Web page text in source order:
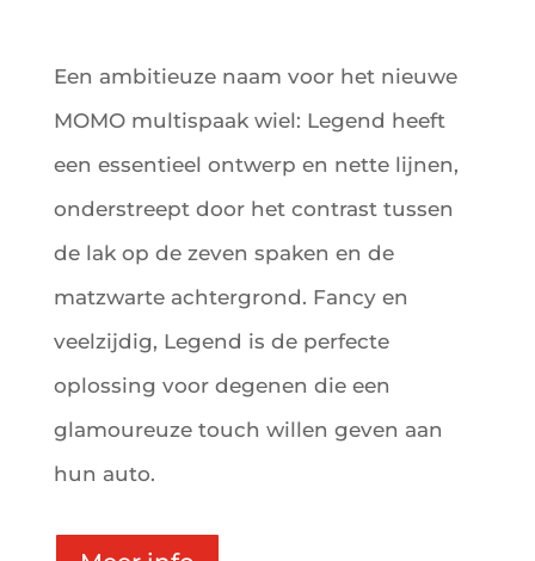
Een ambitieuze naam voor het nieuwe
MOMO multispaak wiel: Legend heeft
een essentieel ontwerp en nette lijnen,
onderstreept door het contrast tussen
de lak op de zeven spaken en de
matzwarte achtergrond. Fancy en
veelzijdig, Legend is de perfecte
oplossing voor degenen die een
glamoureuze touch willen geven aan
hun auto.